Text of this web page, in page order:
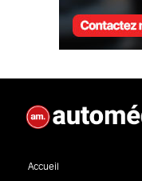
Accueil